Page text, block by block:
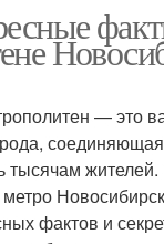
— это
тысячам
фактов и